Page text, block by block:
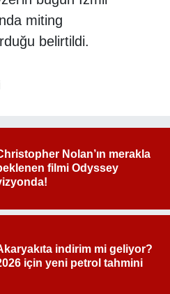
miting
belirtildi.
Nolan’ın merakla
filmi Odyssey
indirim mi geliyor?
için yeni petrol tahmini